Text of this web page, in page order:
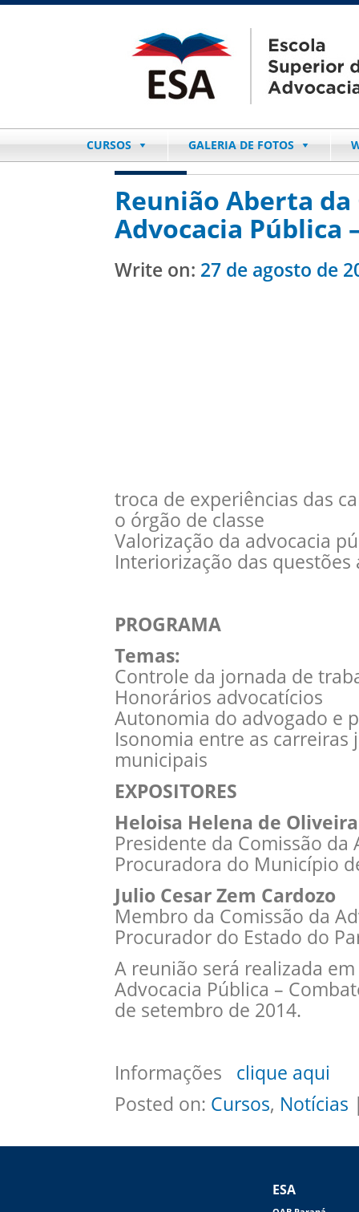
CURSOS GALERIA DE FOTOS
Reunião Aberta da
Advocacia Pública
Write on: 27 de agosto de
troca de experiências das
o órgão de classe
Valorização da advocacia
Interiorização das
PROGRAMA
Temas:
Controle da jornada de
Honorários advocatícios
Autonomia do advogado e
Isonomia entre as carreiras
municipais
EXPOSITORES
Heloisa Helena de
Presidente da Comissão da
Procuradora do Município
Julio Cesar Zem Cardozo
Membro da Comissão da
Procurador do Estado do
A reunião será realizada
Advocacia Pública –
de setembro de 2014.
Informações clique aqui
Posted on: Cursos, Notícias
ESA